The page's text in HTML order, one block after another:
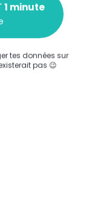
1 minute
tes données sur
pas 😉